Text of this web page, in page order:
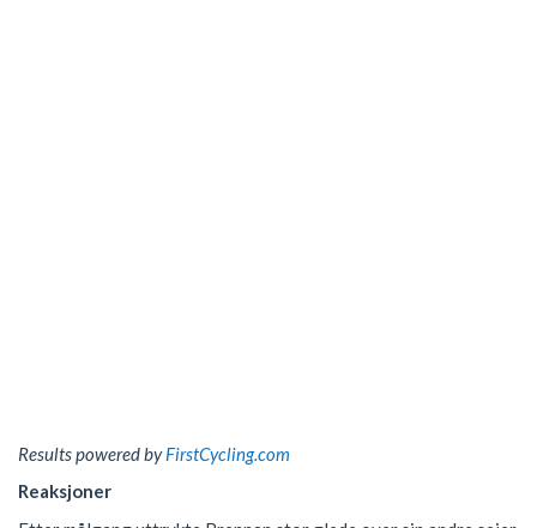
Results powered byFirstCycling.com
Reaksjoner